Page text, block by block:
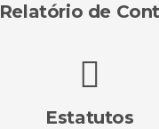
Relatório de
Estatutos